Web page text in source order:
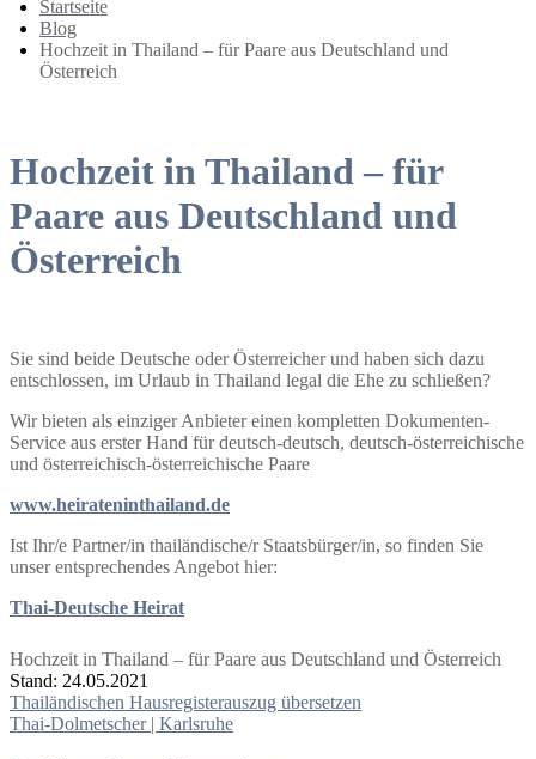
Startseite
Blog
Hochzeit in Thailand – für Paare aus Deutschland und
Österreich
Hochzeit in Thailand – für
Paare aus Deutschland und
Österreich
Sie sind beide Deutsche oder Österreicher und haben sich dazu
entschlossen, im Urlaub in Thailand legal die Ehe zu schließen?
Wir bieten als einziger Anbieter einen kompletten Dokumenten-
Service aus erster Hand für deutsch-deutsch, deutsch-österreichische
und österreichisch-österreichische Paare
www.heirateninthailand.de
Ist Ihr/e Partner/in thailändische/r Staatsbürger/in, so finden Sie
unser entsprechendes Angebot hier:
Thai-Deutsche Heirat
Hochzeit in Thailand – für Paare aus Deutschland und Österreich
Stand: 24.05.2021
Beitragsnavigation
Thailändischen Hausregisterauszug übersetzen
Thai-Dolmetscher | Karlsruhe